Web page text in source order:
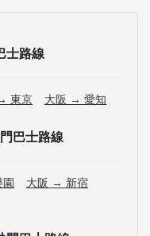
士路線
東京 大阪 → 愛知
巴士路線
大阪 → 新宿